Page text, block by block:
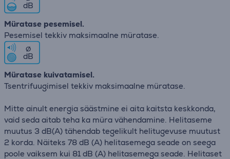
dB
Müratase pesemisel.
Pesemisel tekkiv maksimaalne müratase.
∅
dB
Müratase kuivatamisel.
Tsentrifuugimisel tekkiv maksimaalne müratase.
Mitte ainult energia säästmine ei aita kaitsta keskkonda,
vaid seda aitab teha ka müra vähendamine. Helitaseme
muutus 3 dB(A) tähendab tegelikult helitugevuse muutust
2 korda. Näiteks 78 dB (A) helitasemega seade on seega
poole vaiksem kui 81 dB (A) helitasemega seade. Helitaset